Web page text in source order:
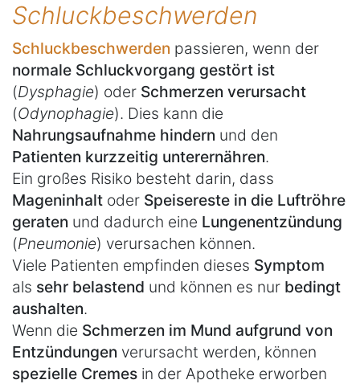
Schluckbeschwerden
Schluckbeschwerden passieren, wenn der
normale Schluckvorgang gestört ist
(Dysphagie) oder Schmerzen verursacht
(Odynophagie). Dies kann die
Nahrungsaufnahme hindern und den
Patienten kurzzeitig unterernähren.
Ein großes Risiko besteht darin, dass
Mageninhalt oder Speisereste in die Luftröhre
geraten und dadurch eine Lungenentzündung
(Pneumonie) verursachen können.
Viele Patienten empfinden dieses Symptom
als sehr belastend und können es nur bedingt
aushalten.
Wenn die Schmerzen im Mund aufgrund von
Entzündungen verursacht werden, können
spezielle Cremes in der Apotheke erworben